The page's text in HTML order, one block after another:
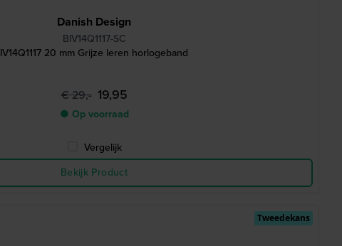
Danish Design
BIV14Q1117-SC
IV14Q1117 20 mm Grijze leren horlogeband
€ 29,- 19,95
● Op voorraad
Vergelijk
Bekijk Product
Tweedekans